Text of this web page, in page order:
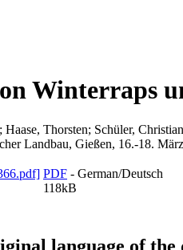
Winterraps
; Haase, Thorsten; Schüler, Christian
Landbau, Gießen, 16.-18.
PDF - German/Deutsch
118kB
language of the